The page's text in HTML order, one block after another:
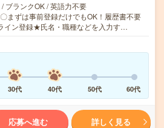
ブランクOK / 英語力不要
まずは事前登録だけでもOK！履歴書不要
イン登録★氏名・職種などを入力す…
30代 40代 50代 60代
応募へ進む 詳しく見る